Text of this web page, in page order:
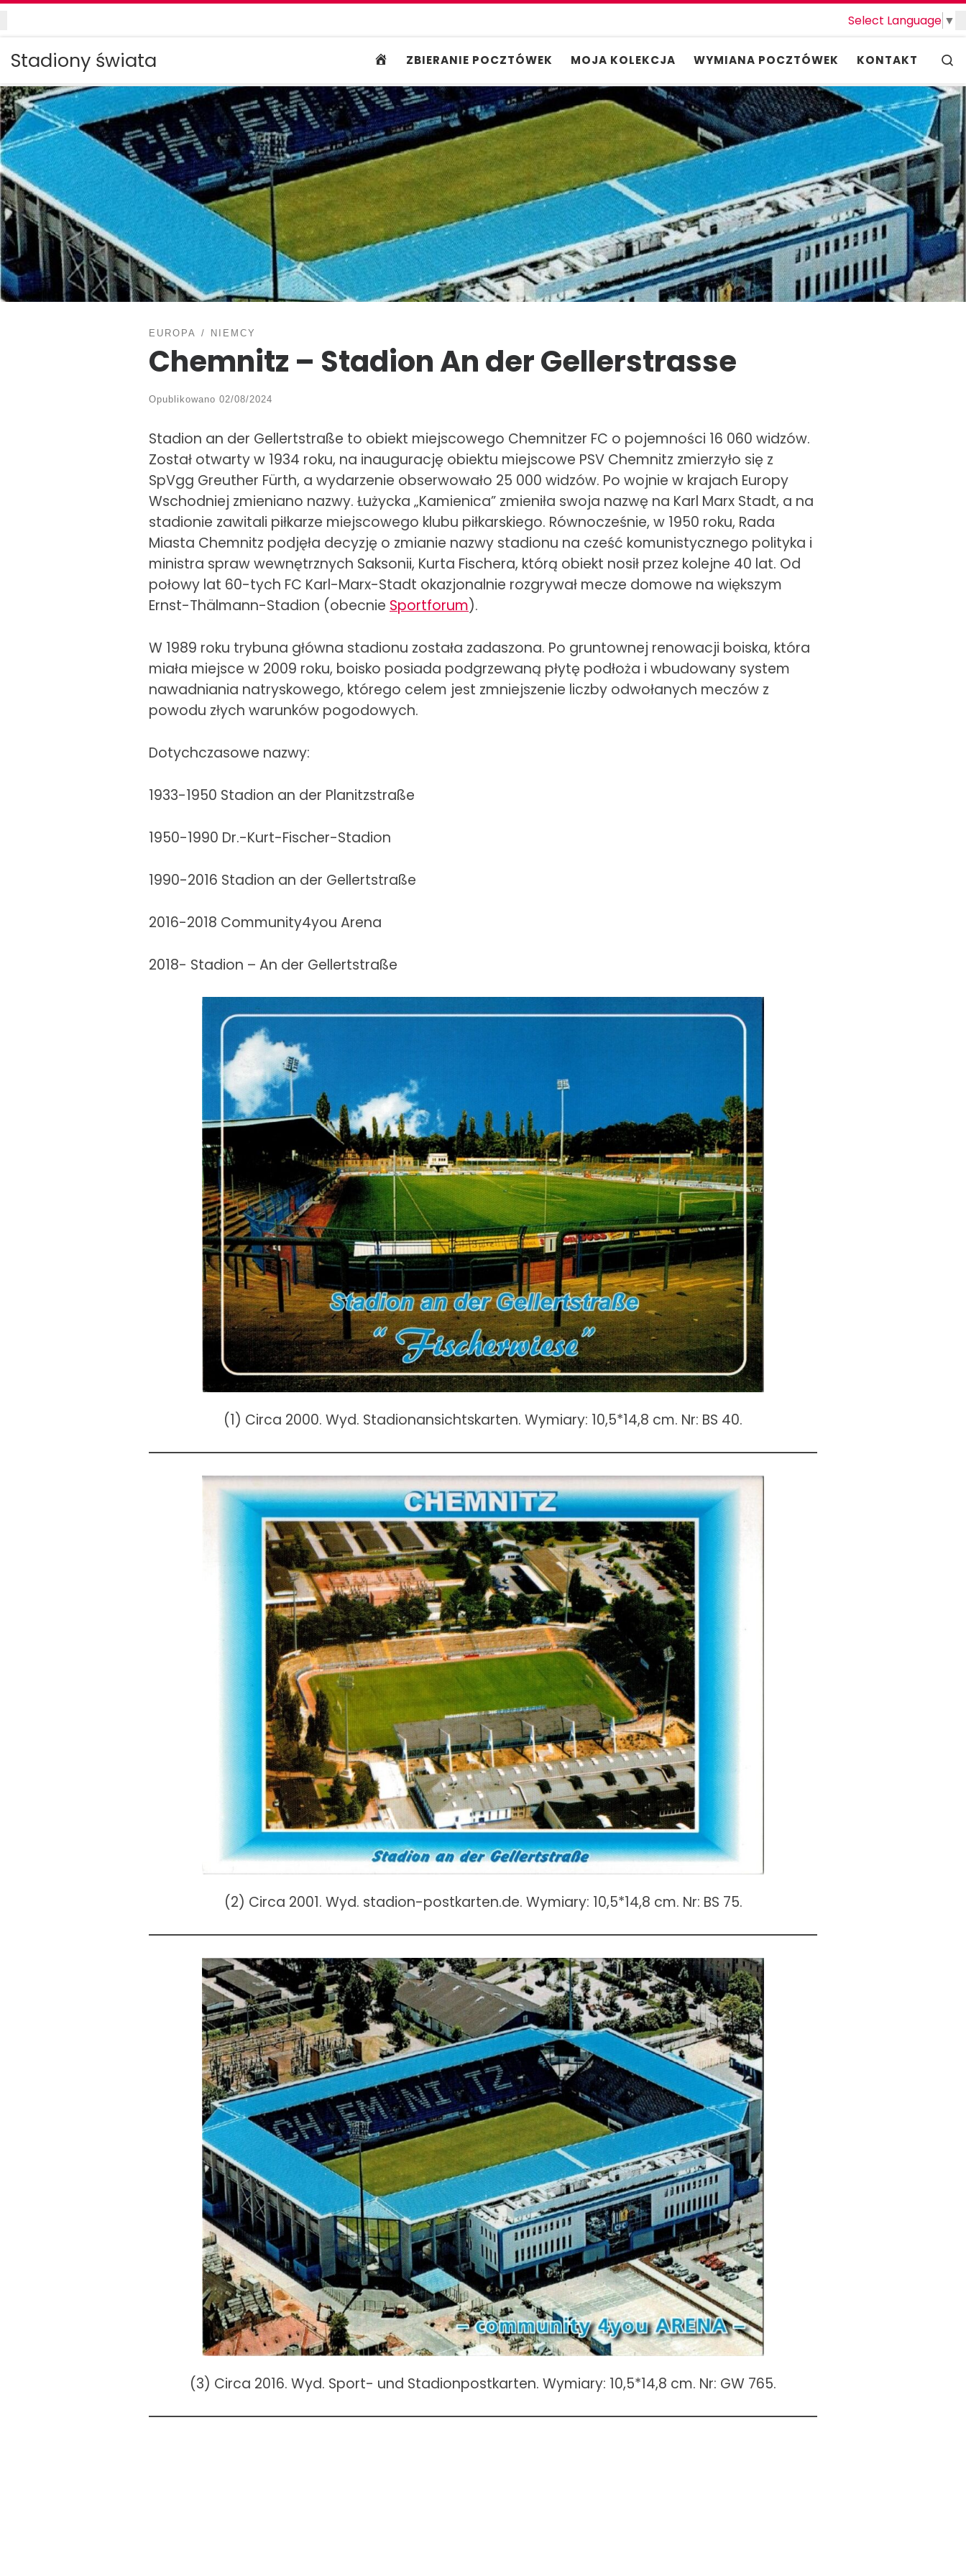
Select Language ▼
Stadiony świata ZBIERANIE POCZTÓWEK MOJA KOLEKCJA WYMIANA POCZTÓWEK KONTAKT
EUROPA NIEMCY
Chemnitz – Stadion An der Gellerstrasse
Opublikowano 02/08/2024
Stadion an der Gellertstraße to obiekt miejscowego Chemnitzer FC o pojemności 16 060 widzów.
Został otwarty w 1934 roku, na inaugurację obiektu miejscowe PSV Chemnitz zmierzyło się z
SpVgg Greuther Fürth, a wydarzenie obserwowało 25 000 widzów. Po wojnie w krajach Europy
Wschodniej zmieniano nazwy. Łużycka „Kamienica” zmieniła swoja nazwę na Karl Marx Stadt, a na
stadionie zawitali piłkarze miejscowego klubu piłkarskiego. Równocześnie, w 1950 roku, Rada
Miasta Chemnitz podjęła decyzję o zmianie nazwy stadionu na cześć komunistycznego polityka i
ministra spraw wewnętrznych Saksonii, Kurta Fischera, którą obiekt nosił przez kolejne 40 lat. Od
połowy lat 60-tych FC Karl-Marx-Stadt okazjonalnie rozgrywał mecze domowe na większym
Ernst-Thälmann-Stadion (obecnie Sportforum).
W 1989 roku trybuna główna stadionu została zadaszona. Po gruntownej renowacji boiska, która
miała miejsce w 2009 roku, boisko posiada podgrzewaną płytę podłoża i wbudowany system
nawadniania natryskowego, którego celem jest zmniejszenie liczby odwołanych meczów z
powodu złych warunków pogodowych.
Dotychczasowe nazwy:
1933-1950 Stadion an der Planitzstraße
1950-1990 Dr.-Kurt-Fischer-Stadion
1990-2016 Stadion an der Gellertstraße
2016-2018 Community4you Arena
2018- Stadion – An der Gellertstraße
(1) Circa 2000. Wyd. Stadionansichtskarten. Wymiary: 10,5*14,8 cm. Nr: BS 40.
(2) Circa 2001. Wyd. stadion-postkarten.de. Wymiary: 10,5*14,8 cm. Nr: BS 75.
(3) Circa 2016. Wyd. Sport- und Stadionpostkarten. Wymiary: 10,5*14,8 cm. Nr: GW 765.